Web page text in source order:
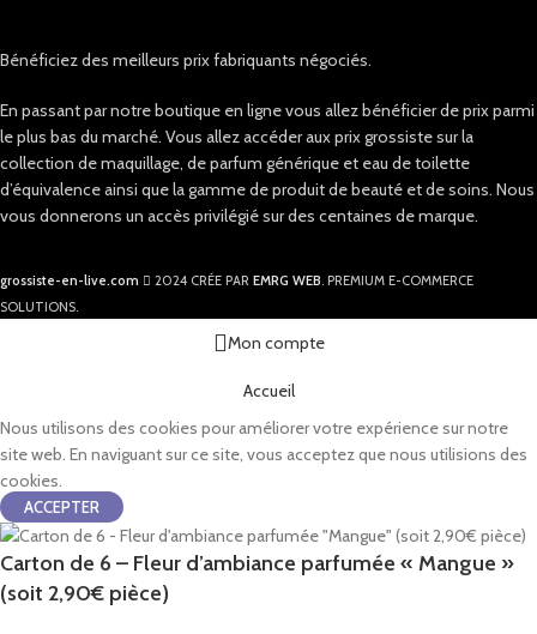
Bénéficiez des meilleurs prix fabriquants négociés.
En passant par notre boutique en ligne vous allez bénéficier de prix parmi
le plus bas du marché. Vous allez accéder aux prix grossiste sur la
collection de maquillage, de parfum générique et eau de toilette
d’équivalence ainsi que la gamme de produit de beauté et de soins. Nous
vous donnerons un accès privilégié sur des centaines de marque.
grossiste-en-live.com 2024 CRÉE PAR EMRG WEB. PREMIUM E-COMMERCE
SOLUTIONS.
Mon compte
Accueil
Nous utilisons des cookies pour améliorer votre expérience sur notre
site web. En naviguant sur ce site, vous acceptez que nous utilisions des
cookies.
ACCEPTER
Carton de 6 – Fleur d’ambiance parfumée « Mangue »
(soit 2,90€ pièce)